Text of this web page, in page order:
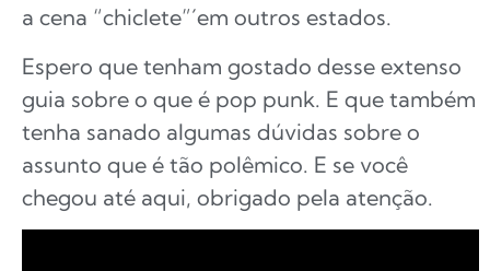
a cena “chiclete”´em outros estados.
Espero que tenham gostado desse extenso
guia sobre o que é pop punk. E que também
tenha sanado algumas dúvidas sobre o
assunto que é tão polêmico. E se você
chegou até aqui, obrigado pela atenção.